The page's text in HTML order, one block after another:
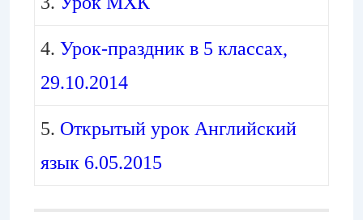
4. Урок-праздник в 5 классах,
29.10.2014
5. Открытый урок Английский
язык 6.05.2015